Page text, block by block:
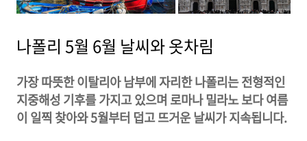
나폴리 5월 6월 날씨와 옷차림
가장 따뜻한 이탈리아 남부에 자리한 나폴리는 전형적인
지중해성 기후를 가지고 있으며 로마나 밀라노 보다 여름
이 일찍 찾아와 5월부터 덥고 뜨거운 날씨가 지속됩니다.